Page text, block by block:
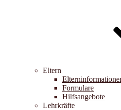
Eltern
Formulare
Hilfsangebote
Lehrkräfte